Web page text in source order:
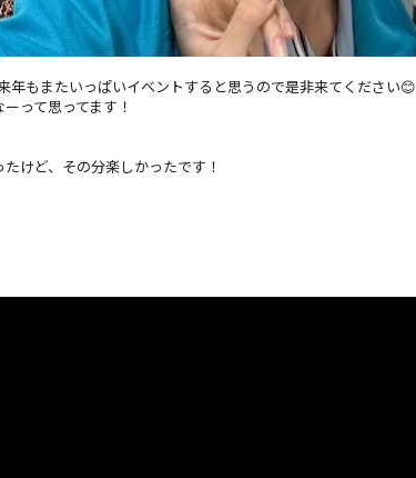
年もまたいっぱいイベントすると思うので是非来てください😊
って思ってます！
けど、その分楽しかったです！